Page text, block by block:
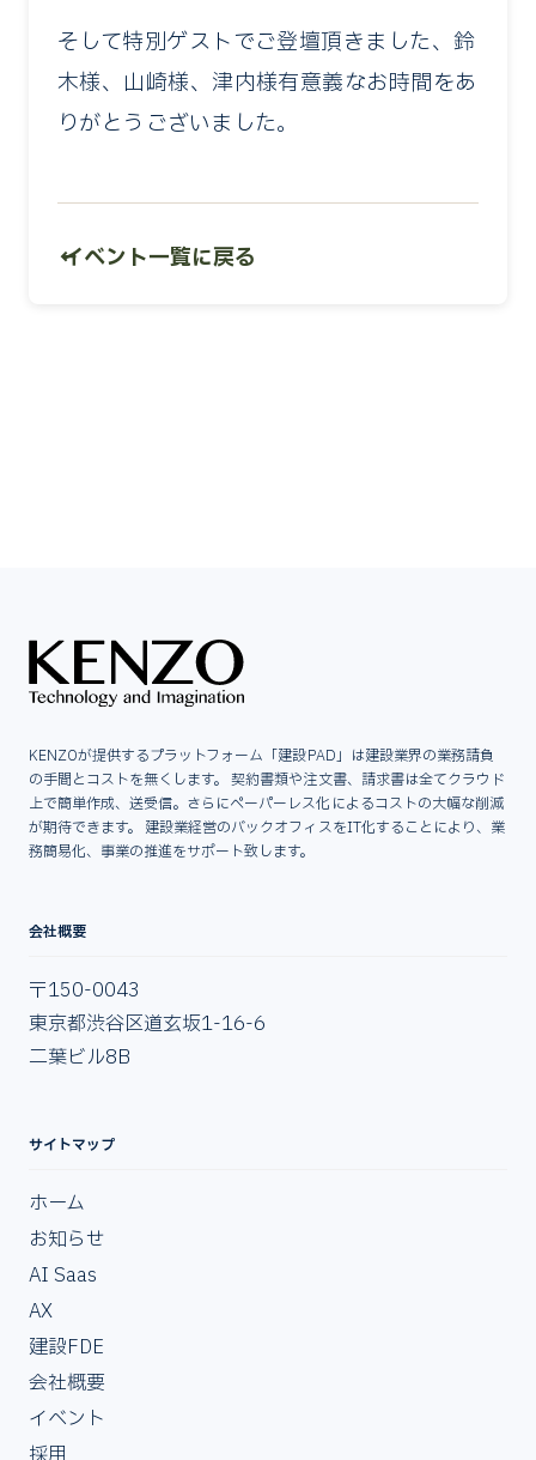
そして特別ゲストでご登壇頂きました、鈴
木様、山崎様、津内様有意義なお時間をあ
りがとうございました。
← イベント一覧に戻る
KENZOが提供するプラットフォーム「建設PAD」は建設業界の業務請負
の手間とコストを無くします。 契約書類や注文書、請求書は全てクラウド
上で簡単作成、送受信。さらにペーパーレス化によるコストの大幅な削減
が期待できます。 建設業経営のバックオフィスをIT化することにより、業
務簡易化、事業の推進をサポート致します。
サイトマップ
ホーム
お知らせ
AI Saas
AX
建設FDE
会社概要
イベント
会社概要
〒150-0043
東京都渋谷区道玄坂1-16-6
二葉ビル8B